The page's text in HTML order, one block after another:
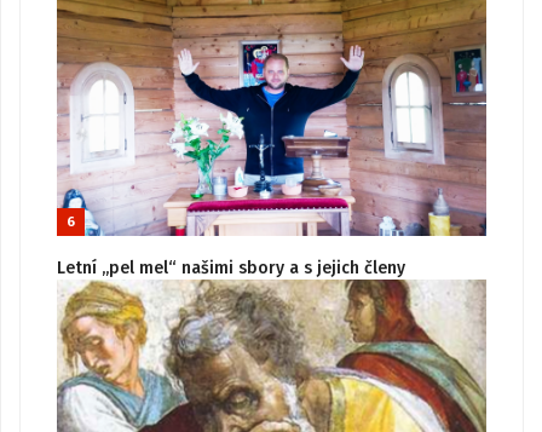
6
Letní „pel mel“ našimi sbory a s jejich členy